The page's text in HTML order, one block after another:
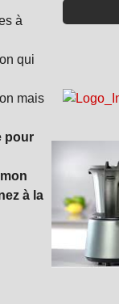
à
qui
mais
pour
à la